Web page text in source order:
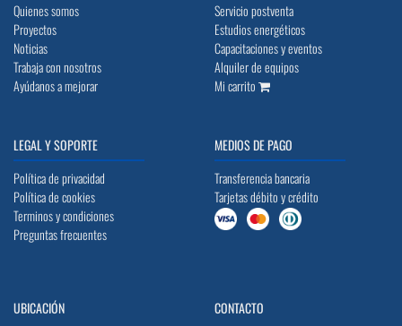
Quienes somos
Proyectos
Noticias
Trabaja con nosotros
Ayúdanos a mejorar
Servicio postventa
Estudios energéticos
Capacitaciones y eventos
Alquiler de equipos
Mi carrito
LEGAL Y SOPORTE
Política de privacidad
Política de cookies
Terminos y condiciones
Preguntas frecuentes
MEDIOS DE PAGO
Transferencia bancaria
Tarjetas débito y crédito
UBICACIÓN
CONTACTO